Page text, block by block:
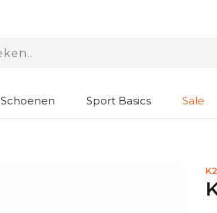
Schoenen Sport Basics Sale
K2